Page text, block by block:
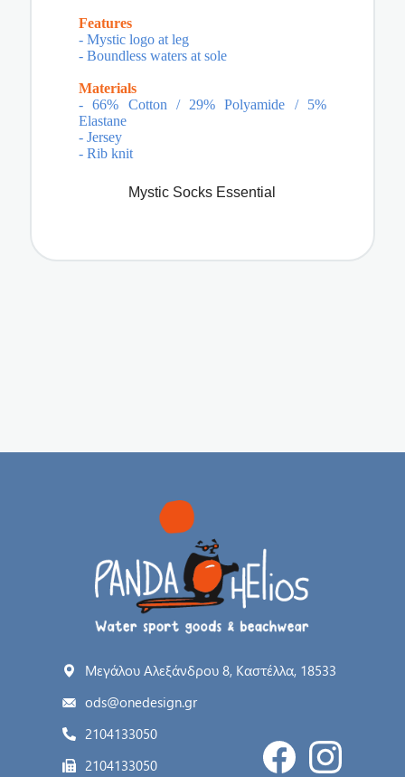
Features
- Mystic logo at leg
- Boundless waters at sole
Materials
- 66% Cotton / 29% Polyamide / 5%
Elastane
- Jersey
- Rib knit
Mystic Socks Essential
Μεγάλου Αλεξάνδρου 8, Καστέλλα, 18533
ods@onedesign.gr
2104133050
2104133050